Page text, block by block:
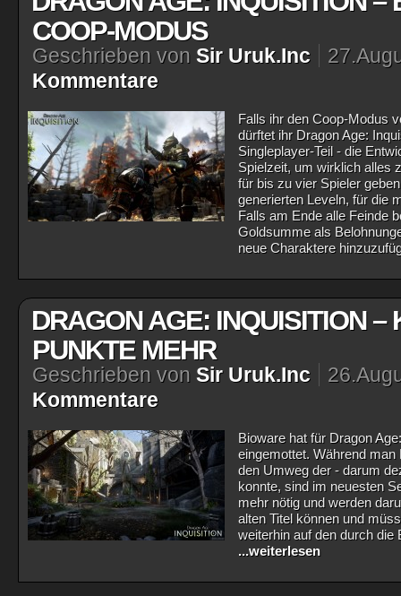
COOP-MODUS
Geschrieben von Sir Uruk.Inc
Kommentare
Falls ihr den Coop-Modus
dürftet ihr Dragon Age:
Singleplayer-Teil - die
Spielzeit, um wirklich alles
für bis zu vier Spieler
generierten Leveln, für die
Falls am Ende alle Feinde
Goldsumme als
neue Charaktere
DRAGON AGE: INQUISITION –
PUNKTE MEHR
Geschrieben von Sir Uruk.Inc
Kommentare
Bioware hat für Dragon
eingemottet. Während man
den Umweg der - darum
konnte, sind im neuesten
mehr nötig und werden
alten Titel können und
weiterhin auf den durch die
...weiterlesen